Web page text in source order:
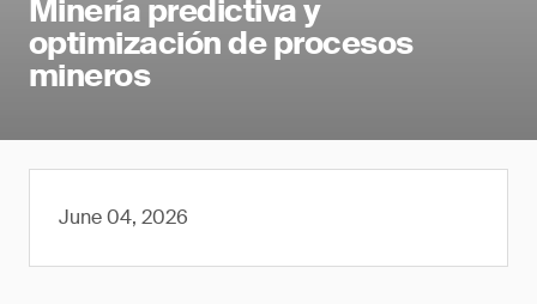
Minería predictiva y
optimización de procesos
mineros
June 04, 2026